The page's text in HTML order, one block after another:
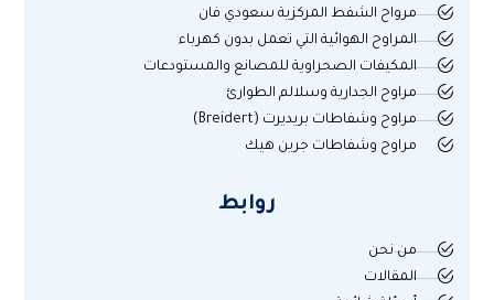
مرواح الشفط المركزية سعودي فان
المراوح الهوائية التي تعمل بدون كهرباء
المكيفات الصحراوية للمصانع والمستودعات
مراوح الجدارية وسلالم الطوارئ
مراوح وشفاطات بريديرت (Breidert)
مراوح وشفاطات جرين هيك
روابط
من نحن
المقالات